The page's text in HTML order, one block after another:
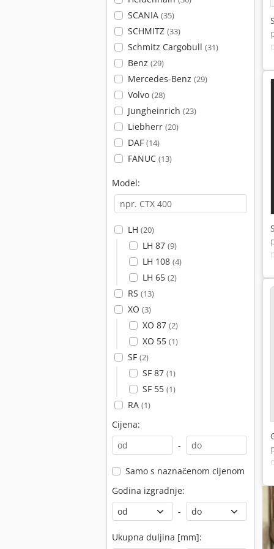
SCANIA (35)
SCHMITZ (33)
Schmitz Cargobull (31)
Benz (29)
Mercedes-Benz (29)
Volvo (28)
Jungheinrich (23)
Liebherr (20)
DAF (14)
FANUC (13)
Model:
LH (20)
LH 87 (9)
LH 108 (4)
LH 65 (2)
RS (13)
XO (3)
XO 87 (2)
XO 55 (1)
SF (2)
SF 87 (1)
SF 55 (1)
RA (1)
Cijena:
-
Samo s naznačenom cijenom
Godina izgradnje:
-
Ukupna duljina [mm]: